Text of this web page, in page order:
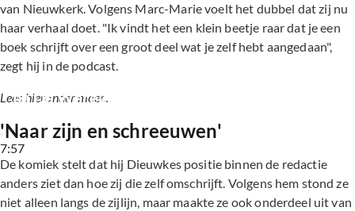
van Nieuwkerk. Volgens Marc-Marie voelt het dubbel dat zij nu
haar verhaal doet. "Ik vindt het een klein beetje raar dat je een
boek schrijft over een groot deel wat je zelf hebt aangedaan",
zegt hij in de podcast.
Lees hieronder meer...
7:57
Dieuwke Wynia schrijft over de onthullingen
bij De Wereld Draait Door
'Naar zijn en schreeuwen'
De komiek stelt dat hij Dieuwkes positie binnen de redactie
anders ziet dan hoe zij die zelf omschrijft. Volgens hem stond ze
niet alleen langs de zijlijn, maar maakte ze ook onderdeel uit van